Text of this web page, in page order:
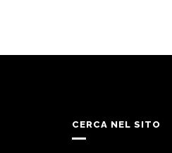
CERCA NEL SITO